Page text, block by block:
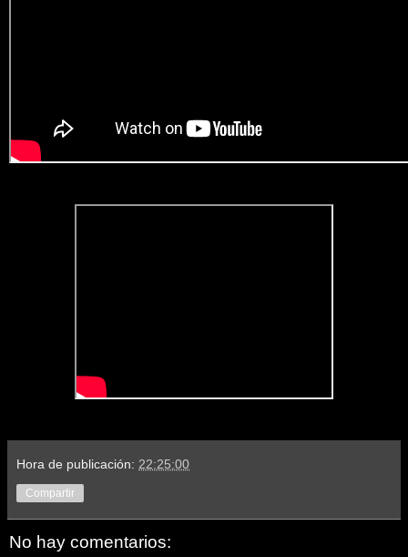
Hora de publicación: 22:25:00
Compartir
No hay comentarios: